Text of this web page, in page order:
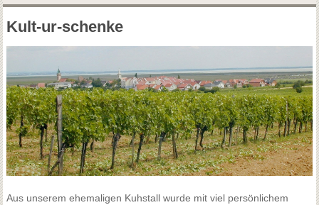
Kult-ur-schenke
Aus unserem ehemaligen Kuhstall wurde mit viel persönlichem